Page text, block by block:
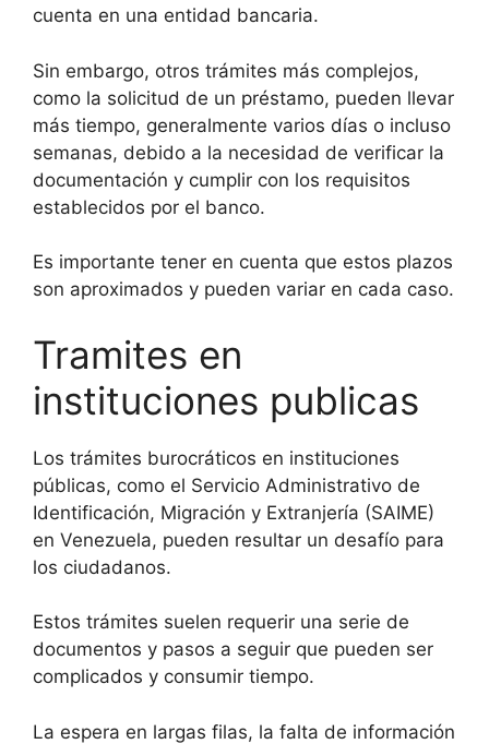
cuenta en una entidad bancaria.
Sin embargo, otros trámites más complejos,
como la solicitud de un préstamo, pueden llevar
más tiempo, generalmente varios días o incluso
semanas, debido a la necesidad de verificar la
documentación y cumplir con los requisitos
establecidos por el banco.
Es importante tener en cuenta que estos plazos
son aproximados y pueden variar en cada caso.
Tramites en
instituciones publicas
Los trámites burocráticos en instituciones
públicas, como el Servicio Administrativo de
Identificación, Migración y Extranjería (SAIME)
en Venezuela, pueden resultar un desafío para
los ciudadanos.
Estos trámites suelen requerir una serie de
documentos y pasos a seguir que pueden ser
complicados y consumir tiempo.
La espera en largas filas, la falta de información